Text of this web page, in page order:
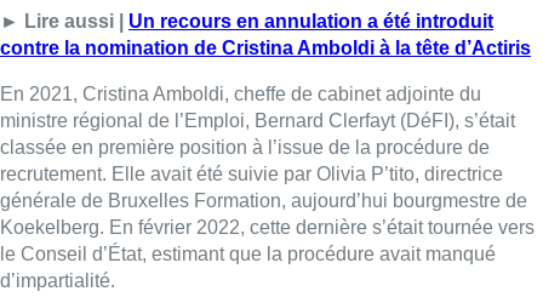
► Lire aussi | Un recours en annulation a été introduit
contre la nomination de Cristina Amboldi à la tête d’Actiris
En 2021, Cristina Amboldi, cheffe de cabinet adjointe du
ministre régional de l’Emploi, Bernard Clerfayt (DéFI), s’était
classée en première position à l’issue de la procédure de
recrutement. Elle avait été suivie par Olivia P’tito, directrice
générale de Bruxelles Formation, aujourd’hui bourgmestre de
Koekelberg. En février 2022, cette dernière s’était tournée vers
le Conseil d’État, estimant que la procédure avait manqué
d’impartialité.